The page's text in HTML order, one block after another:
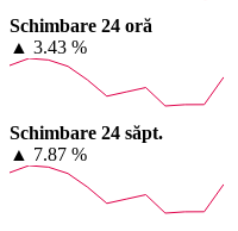
Schimbare 24 oră
▲ 3.43 %
Schimbare 24 săpt.
▲ 7.87 %